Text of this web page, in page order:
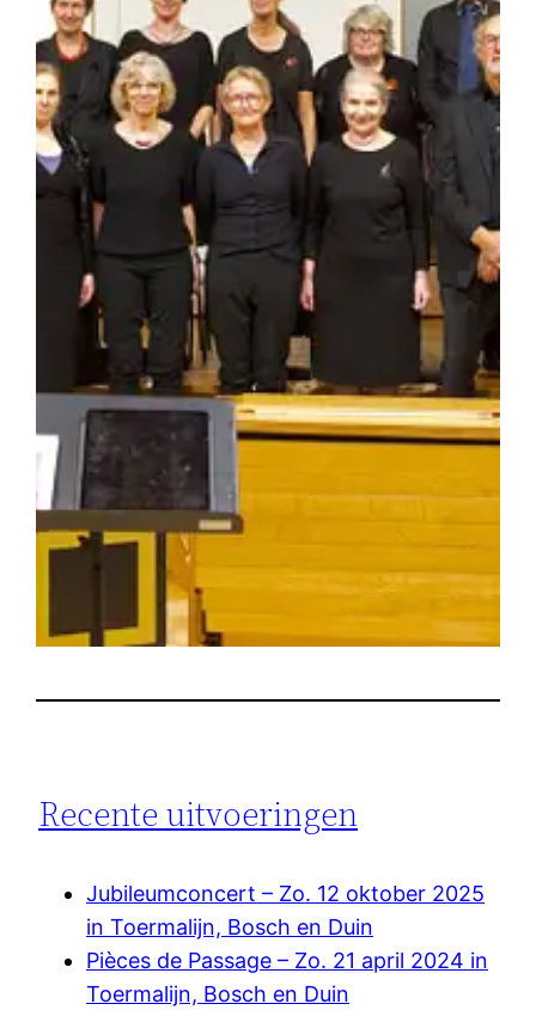
Recente uitvoeringen
Jubileumconcert – Zo. 12 oktober 2025
in Toermalijn, Bosch en Duin
Pièces de Passage – Zo. 21 april 2024 in
Toermalijn, Bosch en Duin